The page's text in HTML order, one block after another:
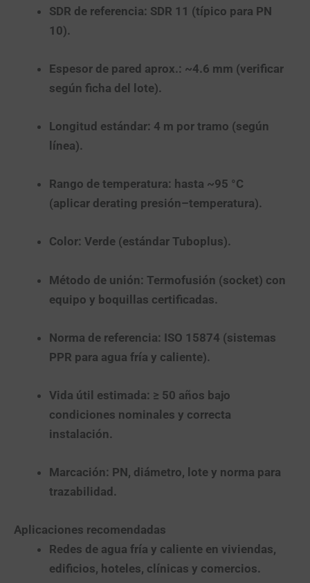
SDR de referencia: SDR 11 (típico para PN
10).
Espesor de pared aprox.: ~4.6 mm (verificar
según ficha del lote).
Longitud estándar: 4 m por tramo (según
línea).
Rango de temperatura: hasta ~95 °C
(aplicar derating presión–temperatura).
Color: Verde (estándar Tuboplus).
Método de unión: Termofusión (socket) con
equipo y boquillas certificadas.
Norma de referencia: ISO 15874 (sistemas
PPR para agua fría y caliente).
Vida útil estimada: ≥ 50 años bajo
condiciones nominales y correcta
instalación.
Marcación: PN, diámetro, lote y norma para
trazabilidad .
Aplicaciones recomendadas
Redes de agua fría y caliente en viviendas,
edificios, hoteles, clínicas y comercios.